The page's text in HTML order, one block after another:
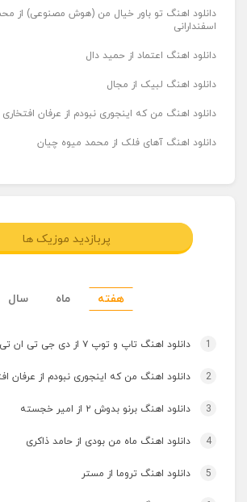
دانلود اهنگ تو باور خیال من (هوش مصنوعی) از
اسفندارانی
دانلود اهنگ اعتماد از حمید دال
دانلود اهنگ لبیک از مجال
دانلود اهنگ من که اینجوری نبودم از عرفان افتخاری
دانلود اهنگ آهای فلک از محمد میوه چیان
پربازدید موزیک ها
هفته ماه سال
1 دانلود اهنگ تاپ و توپ ۷ از دی جی تی ان تی
2 دانلود اهنگ من که اینجوری نبودم از عرفان
3 دانلود اهنگ برنو بدوش ۲ از امیر خجسته
4 دانلود اهنگ ماه من بودی از حامد ذاکری
5 دانلود اهنگ تروما از مستر